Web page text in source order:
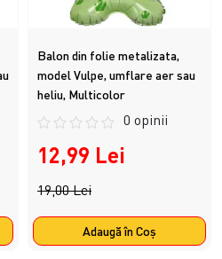
Balon din folie metalizata,
model Vulpe, umflare aer sau
heliu, Multicolor
0 opinii
12,99 Lei
19,00 Lei
Adaugă în Coş